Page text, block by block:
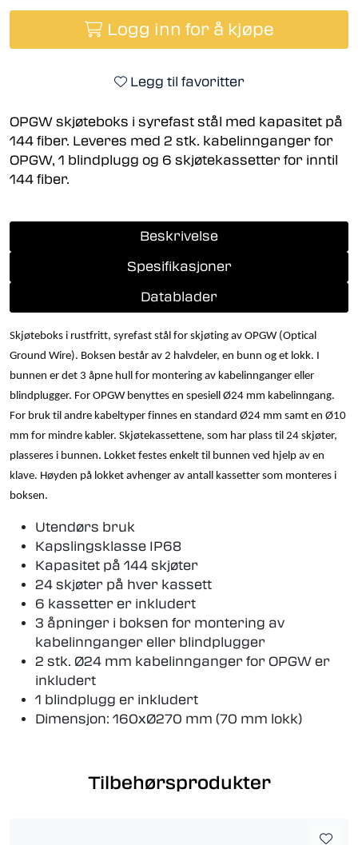
Logg inn for å kjøpe
Legg til favoritter
OPGW skjøteboks i syrefast stål med kapasitet på
144 fiber. Leveres med 2 stk. kabelinnganger for
OPGW, 1 blindplugg og 6 skjøtekassetter for inntil
144 fiber.
Beskrivelse
Spesifikasjoner
Datablader
Skjøteboks i rustfritt, syrefast stål for skjøting av OPGW (Optical
Ground Wire). Boksen består av 2 halvdeler, en bunn og et lokk. I
bunnen er det 3 åpne hull for montering av kabelinnganger eller
blindplugger. For OPGW benyttes en spesiell Ø24 mm kabelinngang.
For bruk til andre kabeltyper finnes en standard Ø24 mm samt en Ø10
mm for mindre kabler. Skjøtekassettene, som har plass til 24 skjøter,
plasseres i bunnen. Lokket festes enkelt til bunnen ved hjelp av en
klave. Høyden på lokket avhenger av antall kassetter som monteres i
boksen.
Utendørs bruk
Kapslingsklasse IP68
Kapasitet på 144 skjøter
24 skjøter på hver kassett
6 kassetter er inkludert
3 åpninger i boksen for montering av
kabelinnganger eller blindplugger
2 stk. Ø24 mm kabelinnganger for OPGW er
inkludert
1 blindplugg er inkludert
Dimensjon: 160xØ270 mm (70 mm lokk)
Tilbehørsprodukter